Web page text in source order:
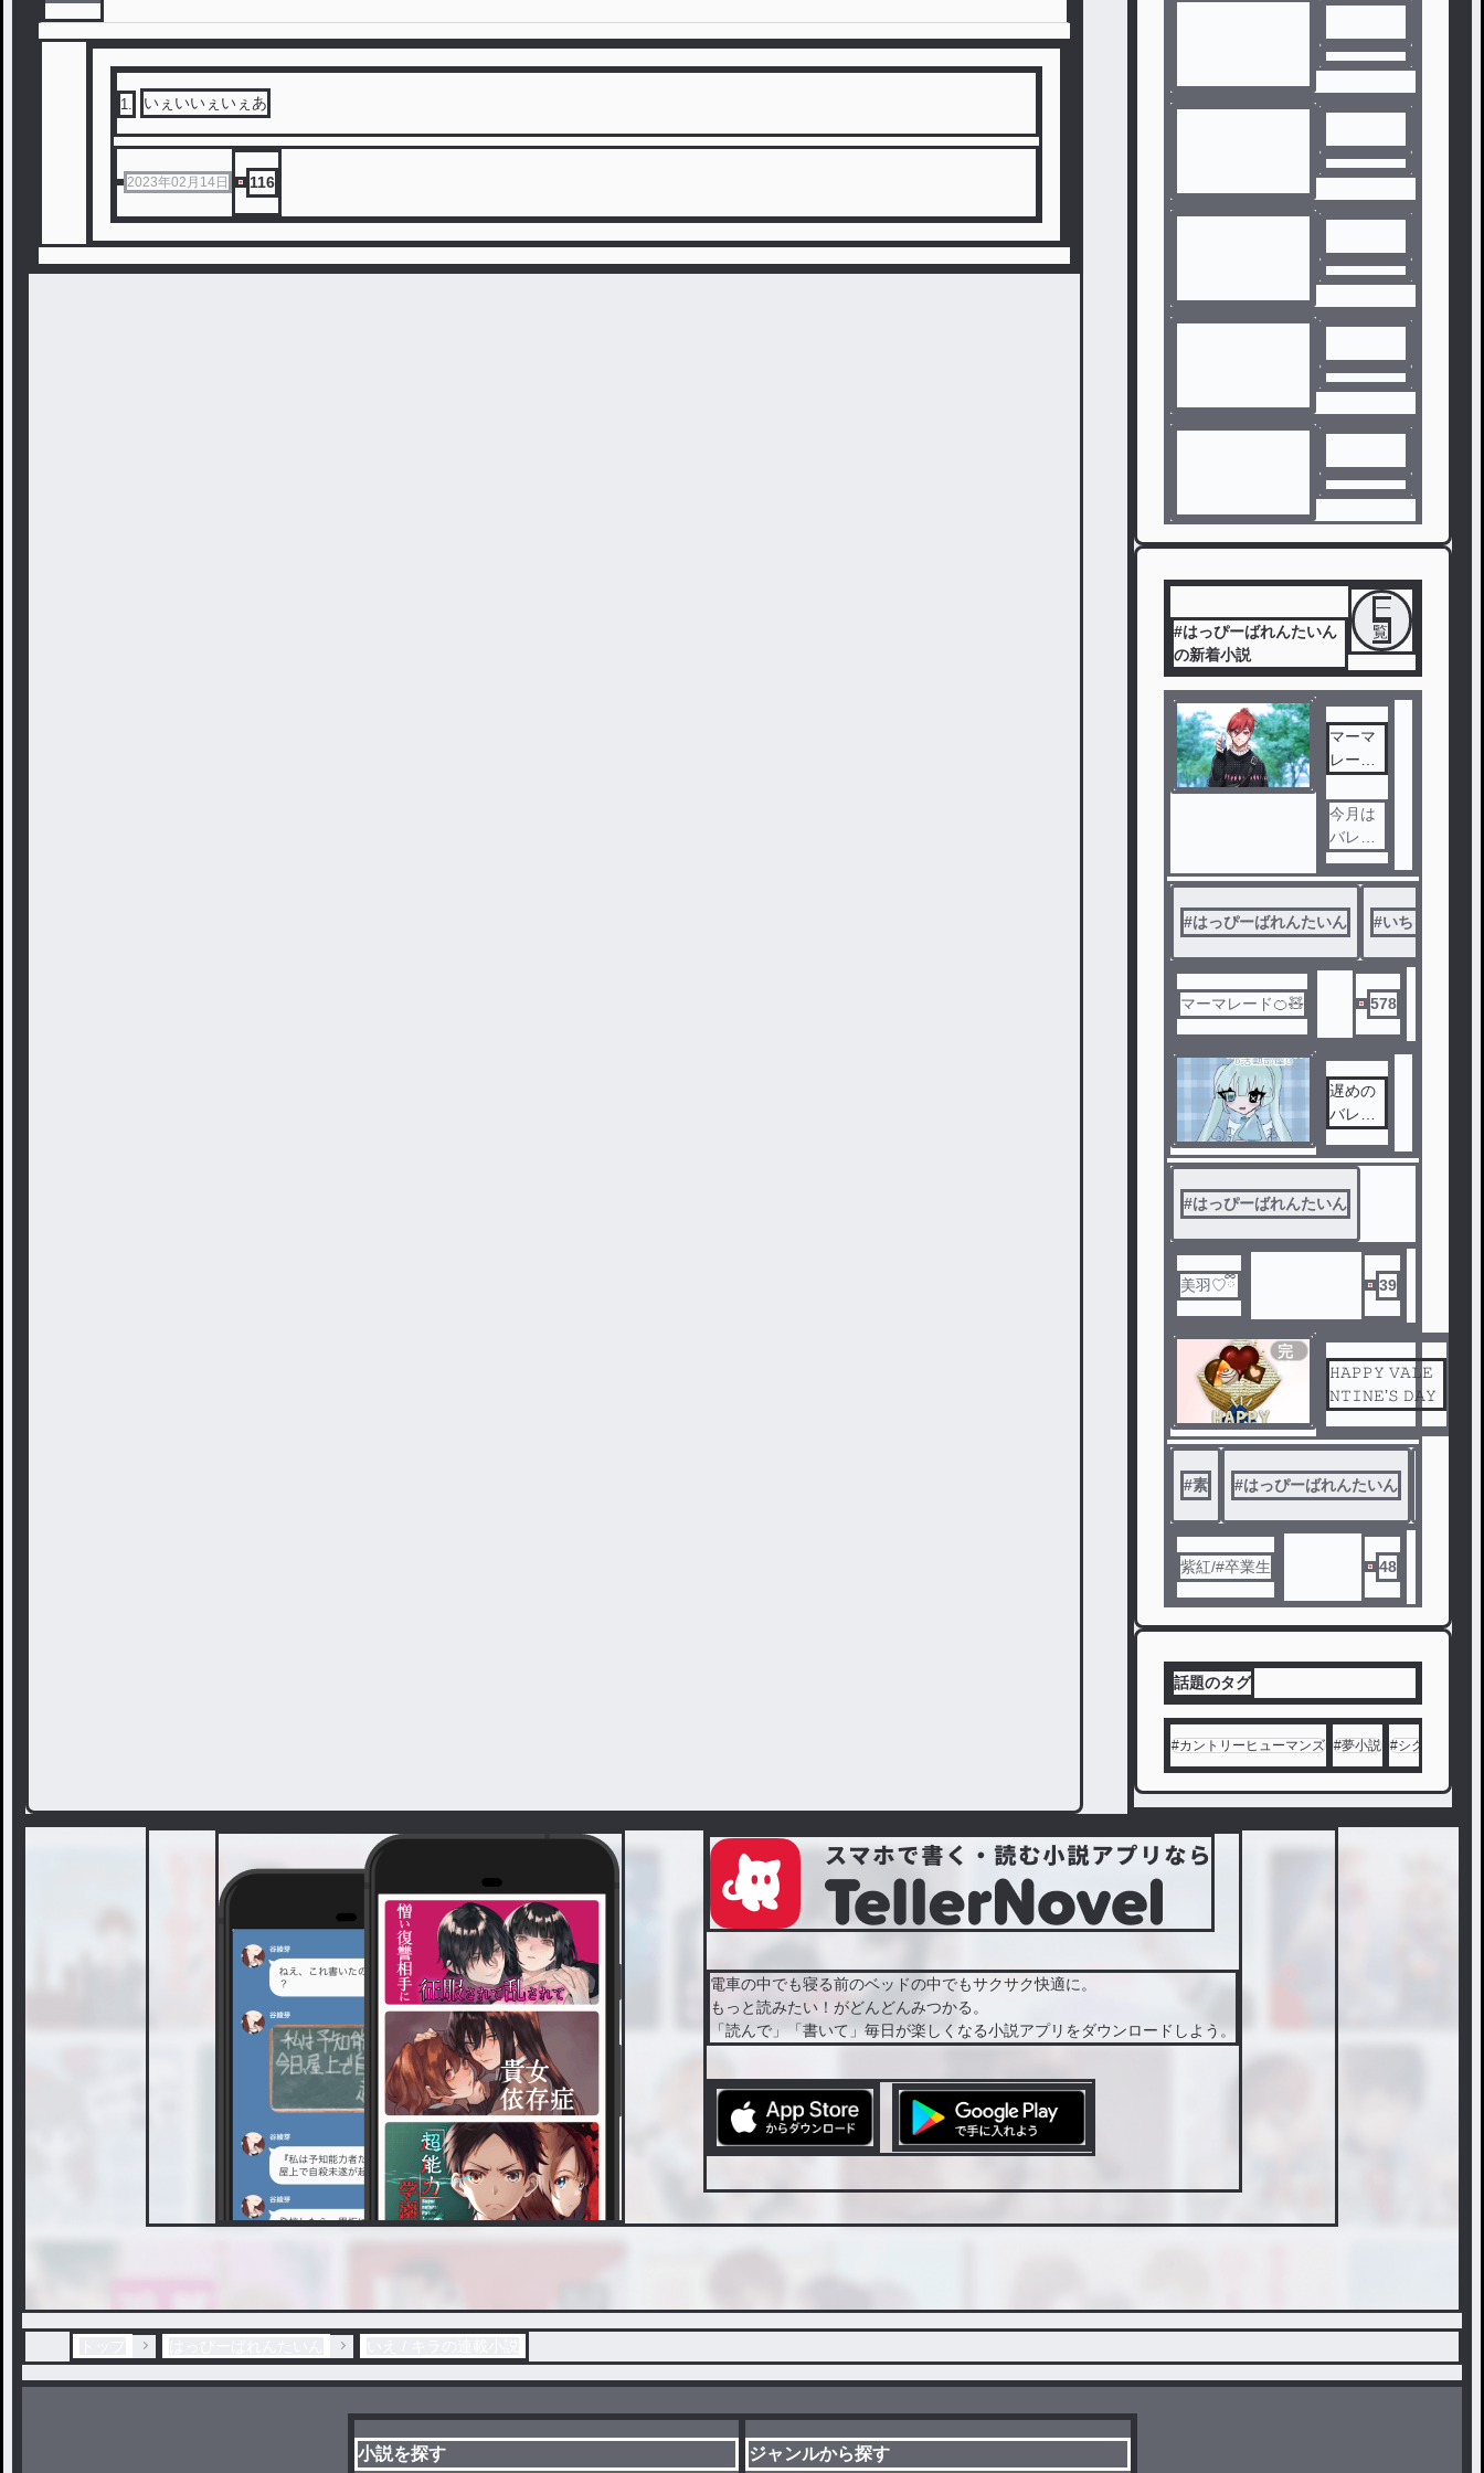
1 いぇいいぇいぇあ
2023年02月14日 116
#はっぴーばれんたいん
の新着小説
一
覧
マーマ
レード
のバレ
ンタイ
ン！
今月は
バレン
タイン
がある
！！っ
てこと
でブル
ーロッ
クの色
んなカ
チャし
てもら
た！1話
やつで
んどん
リクエ
ちゃっ
てくだ
さい！
！
#はっぴーばれんたいん #いちゃいちゃ
マーマレード🍊🧸 578
遅めの
バレン
投稿！
#はっぴーばれんたいん
美羽♡ྀི 39
完
𝙷𝙰𝙿𝙿𝚈 𝚅𝙰𝙻𝙴
𝙽𝚃𝙸𝙽𝙴’𝚂 𝙳𝙰𝚈
#素 #はっぴーばれんたいん
紫紅/#卒業生 48
話題のタグ
#カントリーヒューマンズ #夢小説 #シクフォニ
電車の中でも寝る前のベッドの中でもサクサク快適に。
もっと読みたい！がどんどんみつかる。
「読んで」「書いて」毎日が楽しくなる小説アプリをダウンロードしよう。
小説を探す ジャンルから探す